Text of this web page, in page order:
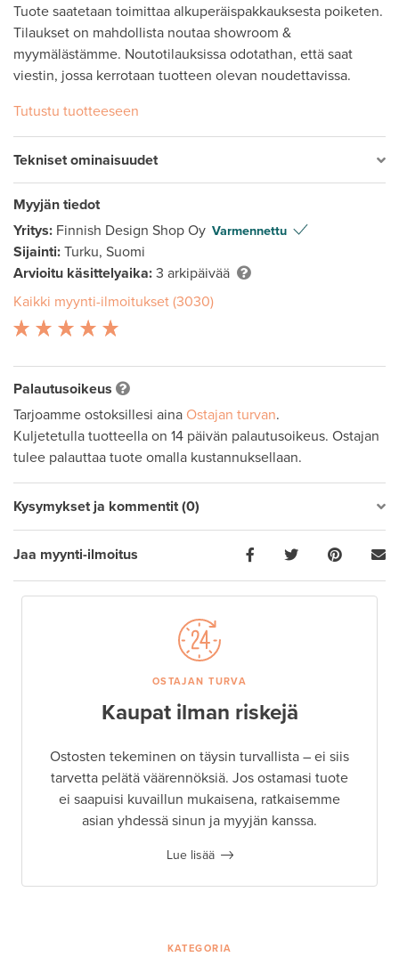
Tuote saatetaan toimittaa alkuperäispakkauksesta poiketen.
Tilaukset on mahdollista noutaa showroom &
myymälästämme. Noutotilauksissa odotathan, että saat
viestin, jossa kerrotaan tuotteen olevan noudettavissa.
Tutustu tuotteeseen
Tekniset ominaisuudet
Myyjän tiedot
Yritys: Finnish Design Shop Oy Varmennettu
Sijainti: Turku, Suomi
Arvioitu käsittelyaika: 3 arkipäivää
Kaikki myynti-ilmoitukset (3030)
Palautusoikeus
Tarjoamme ostoksillesi aina Ostajan turvan.
Kuljetetulla tuotteella on 14 päivän palautusoikeus. Ostajan
tulee palauttaa tuote omalla kustannuksellaan.
Kysymykset ja kommentit (0)
Jaa myynti-ilmoitus
OSTAJAN TURVA
Kaupat ilman riskejä
Ostosten tekeminen on täysin turvallista – ei siis
tarvetta pelätä väärennöksiä. Jos ostamasi tuote
ei saapuisi kuvaillun mukaisena, ratkaisemme
asian yhdessä sinun ja myyjän kanssa.
Lue lisää
KATEGORIA